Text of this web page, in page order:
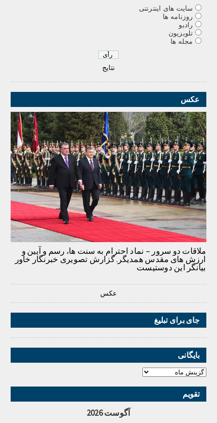
سایت های اینترنتی
روزنامه ها
رادیو
تلویزیون
مجله ها
نتایج
عکس
ملاقات دو سرور – نماد احترام به سنت ها، رسم و آیین و
ارزش های مقدس همدیگر. گزارش تصویری خبرنگار خاور
بیانگر این دوستیست
عکس
جای برای تبلیغ
بایگانی
تقویم
آگوست 2026